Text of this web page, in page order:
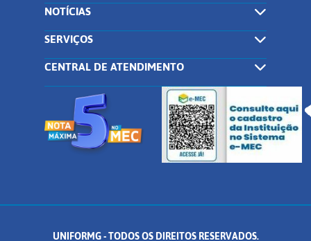
NOTÍCIAS
SERVIÇOS
CENTRAL DE ATENDIMENTO
UNIFORMG - TODOS OS DIREITOS RESERVADOS.